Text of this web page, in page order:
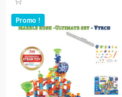
Promo !